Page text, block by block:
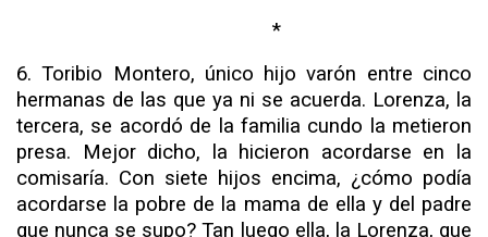
*
6. Toribio Montero, único hijo varón entre cinco
hermanas de las que ya ni se acuerda. Lorenza, la
tercera, se acordó de la familia cundo la metieron
presa. Mejor dicho, la hicieron acordarse en la
comisaría. Con siete hijos encima, ¿cómo podía
acordarse la pobre de la mama de ella y del padre
que nunca se supo? Tan luego ella, la Lorenza, que